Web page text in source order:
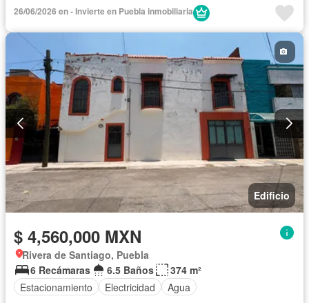
26/06/2026 en - Invierte en Puebla inmobiliaria
Edificio
$ 4,560,000 MXN
Rivera de Santiago, Puebla
6 Recámaras
6.5 Baños
374 m²
Estacionamiento
Electricidad Agua